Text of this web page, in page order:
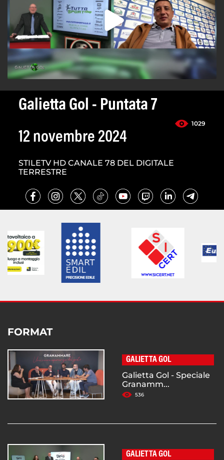
Galietta Gol - Puntata 7
1029
12 novembre 2024
STILETV HD CANALE 78 DEL DIGITALE
TERRESTRE
FORMAT
GALIETTA GOL
Galietta Gol - Speciale
Granamm...
536
GALIETTA GOL